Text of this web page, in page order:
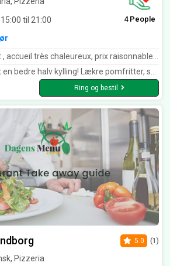
til 21:00 4 People
très chaleureux, prix raisonnable Recommander
Alt var som det skulle. Lækkert. Hurtig levering med et venligt smil. Dejligt med den fornuftige pose af papir i stedet for plast
Ring og bestil
Pizzeria
5.0 (1)